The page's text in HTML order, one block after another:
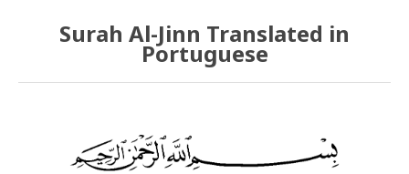
Surah Al-Jinn Translated in
Portuguese